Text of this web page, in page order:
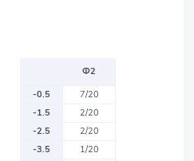
Ф2
-0.5
7/20
-1.5
2/20
-2.5
2/20
-3.5
1/20